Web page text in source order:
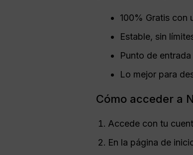
100% Gratis con
Estable, sin
Punto de
Lo mejor para
Cómo acceder a
Accede con tu
En la página de